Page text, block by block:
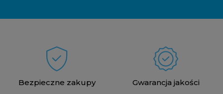
Bezpieczne zakupy Gwarancja jakości